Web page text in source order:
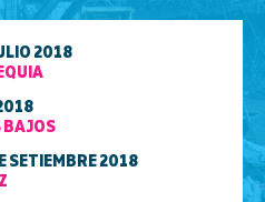
2018
BAJOS
SETIEMBRE 2018